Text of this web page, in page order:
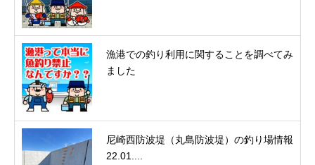
漁港での釣り利用に関することを調べてみ
ました
尼崎西防波堤（丸島防波堤）の釣り場情報
22.01....